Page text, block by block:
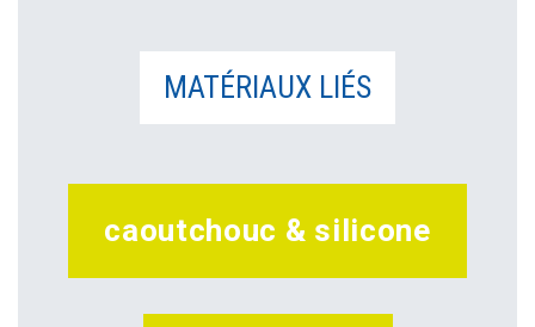
MATÉRIAUX LIÉS
caoutchouc & silicone